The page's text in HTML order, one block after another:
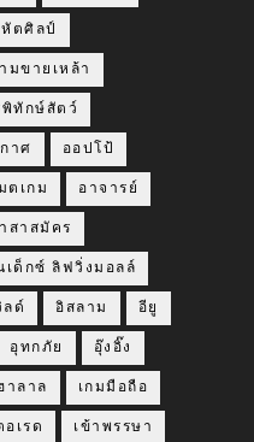
หัตศิลป์
มขายเหล้า
พิทักษ์สัตว์
าศ ออปโป้
ตเกม อาจารย์
สาสมัคร
เด็กซ์ ลิฟวิ่งมอลล์
ลด์ อิสลาม อียู
อุทกภัย อุ๊งอิ๊ง
าลาล เกมมือถือ
อเรด เข้าพรรษา